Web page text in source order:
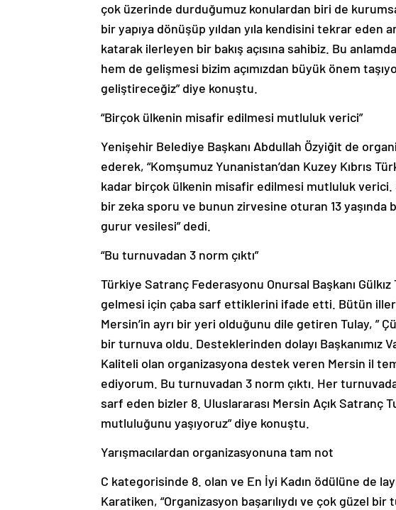
çok üzerinde durduğumuz konulardan biri de
bir yapıya dönüşüp yıldan yıla kendisini tekrar eden
katarak ilerleyen bir bakış açısına sahibiz. Bu
hem de gelişmesi bizim açımızdan büyük önem
geliştireceğiz” diye konuştu.
“Birçok ülkenin misafir edilmesi mutluluk verici”
Yenişehir Belediye Başkanı Abdullah Özyiğit de
ederek, “Komşumuz Yunanistan’dan Kuzey Kıbrıs
kadar birçok ülkenin misafir edilmesi mutluluk
bir zeka sporu ve bunun zirvesine oturan 13 yaşında
gurur vesilesi” dedi.
“Bu turnuvadan 3 norm çıktı”
Türkiye Satranç Federasyonu Onursal Başkanı
gelmesi için çaba sarf ettiklerini ifade etti. Bütün
Mersin’in ayrı bir yeri olduğunu dile getiren Tulay, ”
bir turnuva oldu. Desteklerinden dolayı Başkanımız
Kaliteli olan organizasyona destek veren Mersin il
ediyorum. Bu turnuvadan 3 norm çıktı. Her
sarf eden bizler 8. Uluslararası Mersin Açık Satranç
mutluluğunu yaşıyoruz” diye konuştu.
Yarışmacılardan organizasyonuna tam not
C kategorisinde 8. olan ve En İyi Kadın ödülüne de
Karatiken, “Organizasyon başarılıydı ve çok güzel